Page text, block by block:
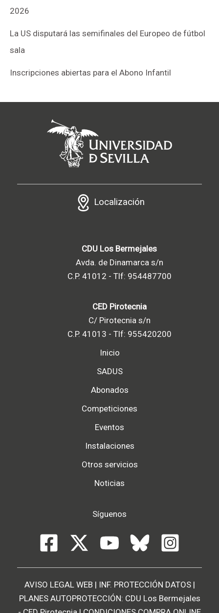
2026
La US disputará las semifinales del Europeo de fútbol
sala
Inscripciones abiertas para el Abono Infantil
Localización
CDU Los Bermejales
Avda. de Dinamarca s/n
C.P. 41012 - Tlf: 954487700
CED Pirotecnia
C/ Pirotecnia s/n
C.P. 41013 - Tlf: 955420200
Inicio
SADUS
Abonados
Competiciones
Eventos
Instalaciones
Otros servicios
Noticias
Síguenos
AVISO LEGAL WEB | INF. PROTECCIÓN DATOS|
PLANES AUTOPROTECCIÓN: CDU Los Bermejales